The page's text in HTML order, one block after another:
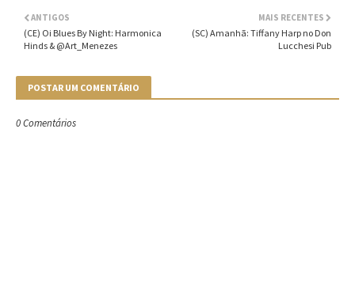
MAIS RECENTES
(SC) Amanhã: Tiffany Harp no Don
Lucchesi Pub
ANTIGOS
(CE) Oi Blues By Night: Harmonica
Hinds & @Art_Menezes
POSTAR UM COMENTÁRIO
0 Comentários